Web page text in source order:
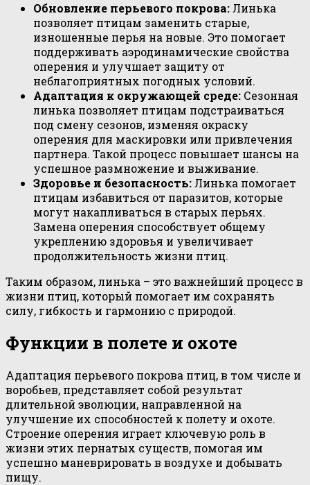
Обновление перьевого покрова: Линька
позволяет птицам заменить старые,
изношенные перья на новые. Это помогает
поддерживать аэродинамические свойства
оперения и улучшает защиту от
неблагоприятных погодных условий.
Адаптация к окружающей среде: Сезонная
линька позволяет птицам подстраиваться
под смену сезонов, изменяя окраску
оперения для маскировки или привлечения
партнера. Такой процесс повышает шансы на
успешное размножение и выживание.
Здоровье и безопасность: Линька помогает
птицам избавиться от паразитов, которые
могут накапливаться в старых перьях.
Замена оперения способствует общему
укреплению здоровья и увеличивает
продолжительность жизни птиц.
Таким образом, линька – это важнейший процесс в
жизни птиц, который помогает им сохранять
силу, гибкость и гармонию с природой.
Функции в полете и охоте
Адаптация перьевого покрова птиц, в том числе и
воробьев, представляет собой результат
длительной эволюции, направленной на
улучшение их способностей к полету и охоте.
Строение оперения играет ключевую роль в
жизни этих пернатых существ, помогая им
успешно маневрировать в воздухе и добывать
пищу.